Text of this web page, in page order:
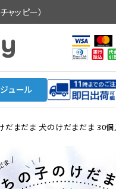
ッピー）
ュール
録
だまだま 犬のけだまだま 30